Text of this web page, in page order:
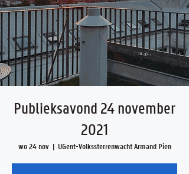
Publieksavond 24 november
2021
wo 24 nov
  |
UGent-Volkssterrenwacht Armand Pien